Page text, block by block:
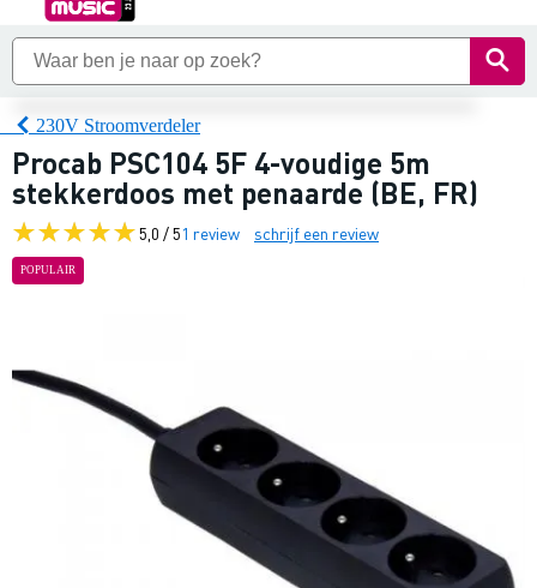
230V Stroomverdeler
Procab PSC104 5F 4-voudige 5m
stekkerdoos met penaarde (BE, FR)
5,0 / 51 review schrijf een review
POPULAIR